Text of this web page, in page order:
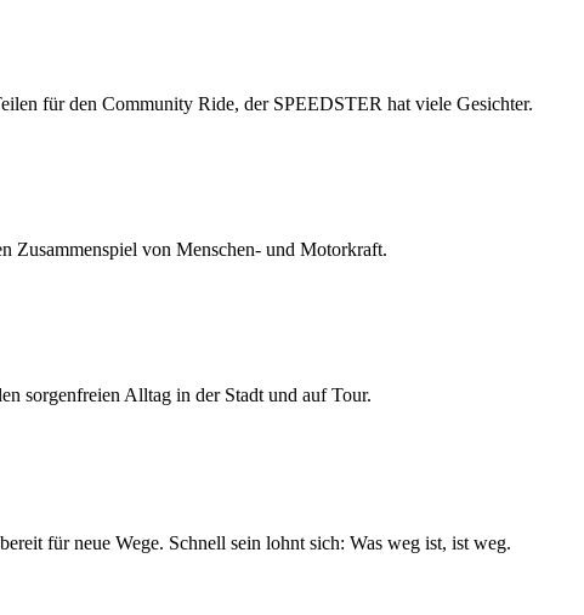
für den Community Ride, der SPEEDSTER hat viele Gesichter.
Zusammenspiel von Menschen- und Motorkraft.
sorgenfreien Alltag in der Stadt und auf Tour.
für neue Wege. Schnell sein lohnt sich: Was weg ist, ist weg.